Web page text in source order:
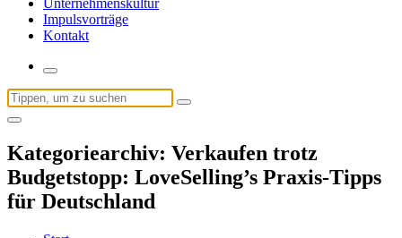
Unternehmenskultur
Impulsvorträge
Kontakt
Suchen
nach:
Kategoriearchiv: Verkaufen trotz
Budgetstopp: LoveSelling’s Praxis-Tipps
für Deutschland